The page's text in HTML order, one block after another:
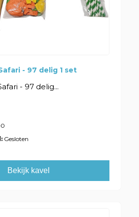
- 97 delig 1 set
- 97 delig...
Gesloten
Bekijk kavel